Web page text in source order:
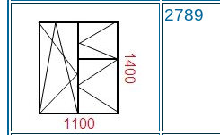
2789